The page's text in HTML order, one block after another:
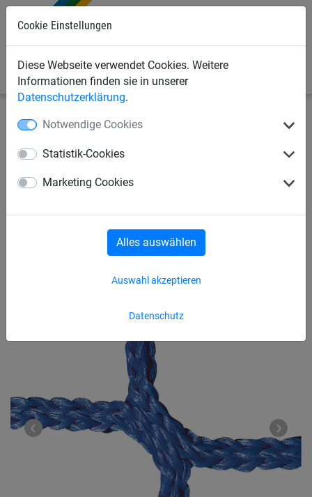
Cookie Einstellungen
Diese Webseite verwendet Cookies. Weitere
Informationen finden sie in unserer
Datenschutzerklärung.
Notwendige Cookies
Statistik-Cookies
Marketing Cookies
Datenschutz
Auswahl akzeptieren
Alles auswählen
Bauschutznetze Seitenschutznetze Seitenschutznetze
Seitenschutznetz 1,5 x 10 m,
MW: 45 mm